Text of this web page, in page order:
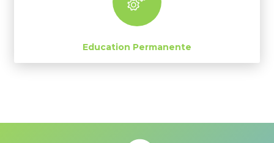
Education Permanente